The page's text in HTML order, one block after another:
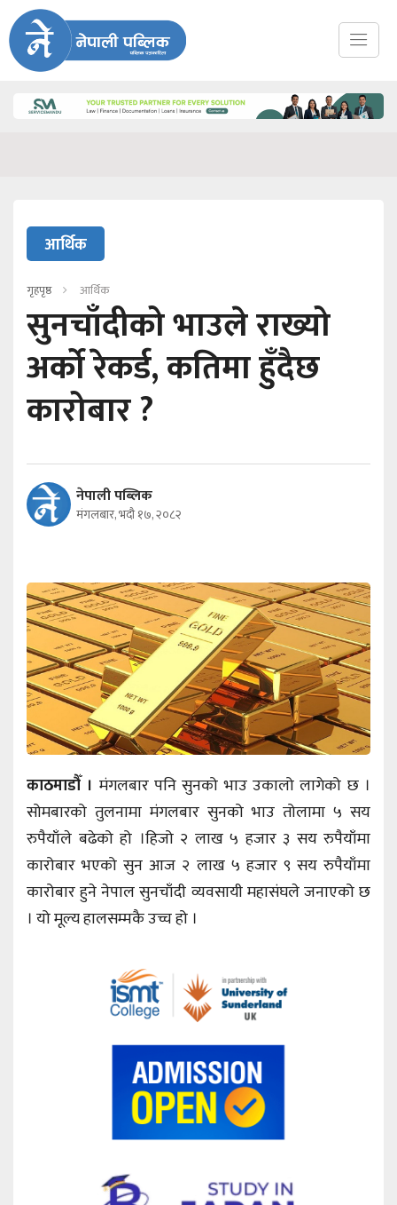
आर्थिक
गृहपृष्ठ आर्थिक
सुनचाँदीको भाउले राख्यो
अर्को रेकर्ड, कतिमा हुँदैछ
कारोबार ?
नेपाली पब्लिक
मंगलबार, भदौ १७, २०८२
काठमाडौँ । मंगलबार पनि सुनको भाउ उकालो लागेको छ ।
सोमबारको तुलनामा मंगलबार सुनको भाउ तोलामा ५ सय
रुपैयाँले बढेको हो ।हिजो २ लाख ५ हजार ३ सय रुपैयाँमा
कारोबार भएको सुन आज २ लाख ५ हजार ९ सय रुपैयाँमा
कारोबार हुने नेपाल सुनचाँदी व्यवसायी महासंघले जनाएको छ
। यो मूल्य हालसम्मकै उच्च हो ।